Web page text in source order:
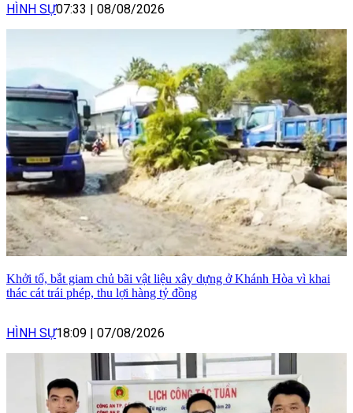
HÌNH SỰ07:33 | 08/08/2026
Khởi tố, bắt giam chủ bãi vật liệu xây dựng ở Khánh Hòa vì khai
thác cát trái phép, thu lợi hàng tỷ đồng
HÌNH SỰ18:09 | 07/08/2026